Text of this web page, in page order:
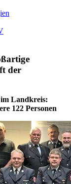
der
Landkreis:
122 Personen